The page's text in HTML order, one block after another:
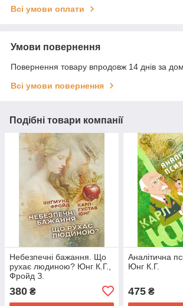
Всі умови оплати
Умови повернення
Повернення товару впродовж 14 днів за
Всі умови повернення
Подібні товари компанії
Небезпечні бажання. Що
рухає людиною? Юнг К.Г.,
Фройд З.
380 ₴
Аналітична
Юнг К.Г.
475₴